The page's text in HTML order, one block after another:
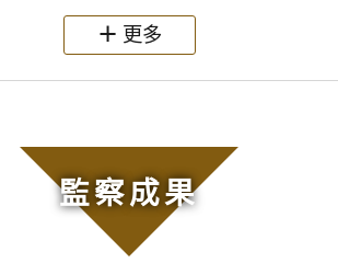
更多
監察成果